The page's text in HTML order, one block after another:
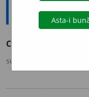
Sinonime
COD
sursa: